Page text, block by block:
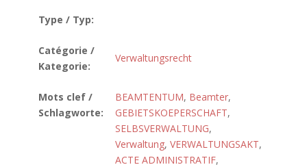
Type / Typ:
Catégorie /
Kategorie:
Verwaltungsrecht
Mots clef /
Schlagworte:
BEAMTENTUM, Beamter,
GEBIETSKOEPERSCHAFT,
SELBSVERWALTUNG,
Verwaltung, VERWALTUNGSAKT,
ACTE ADMINISTRATIF,